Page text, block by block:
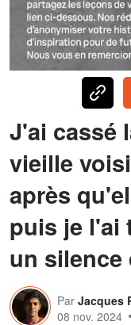
J'ai cassé
vieille
après
puis je l'ai
un
Par Jacques
08 nov. 2024